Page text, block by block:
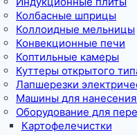
Колбасные шприцы
Коллоидные мельницы
Конвекционные печи
Коптильные камеры
Куттеры открытого
Лапшерезки
Машины для нанесения
Оборудование для
Картофелечистки